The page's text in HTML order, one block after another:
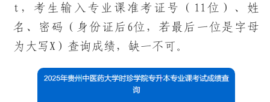
t，考生输入专业课准考证号（11位）、姓
名、密码（身份证后6位，若最后一位是字母
为大写X）查询成绩，缺一不可。